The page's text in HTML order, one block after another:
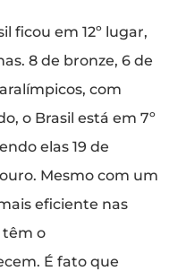
ficou em 12º lugar,
8 de bronze, 6 de
com
o Brasil está em 7º
elas 19 de
Mesmo com um
eficiente nas
têm o
É fato que